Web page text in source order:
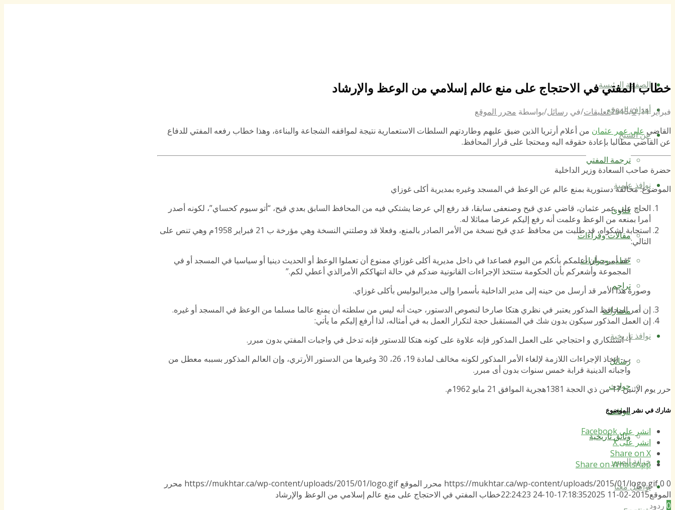
الصفحة الرئيسة
أهداف الموقع
عن الشيخ
ترجمة المفتي
نوافذ علمية
فتاوى
مقالات وقراءات
خطب وحوارات
تراجم
مختارات
نوافذ تاريخية
رسائل
حوادث
مواقف
وثائق تاريخية
خزانة الصور
تواصل معنا
خطاب المفتي في الاحتجاج على منع عالم إسلامي من الوعظ والإرشاد
فبراير 11, 2015 /0 تعليقات /في رسائل/بواسطة محرر الموقع
القاضي علي عمر عثمان من أعلام أرتريا الذين ضيق عليهم وطاردتهم السلطات الاستعمارية نتيجة لمواقفه الشجاعة والبناءة، وهذا خطاب رفعه المفتي للدفاع
عن القاضي مطالبا بإعادة حقوقه اليه ومحتجا على قرار المحافظ.
حضرة صاحب السعادة وزير الداخلية
الموضوع: مخالفة دستورية بمنع عالم عن الوعظ في المسجد وغيره بمديرية أكلى غوزاي
الحاج علي عمر عثمان، قاضي عدي قيح وصنعفى سابقا، قد رفع إلي عرضا يشتكي فيه من المحافظ السابق بعدي قيح، “أتو سيوم كحساي”، لكونه أصدر
أمرا بمنعه من الوعظ وعلمت أنه رفع إليكم عرضا مماثلا له.
استجابة لشكواه، قد طلبت من محافظ عدي قيح نسخة من الأمر الصادر بالمنع، وفعلا قد وصلتني النسخة وهي مؤرخة ب 21 فبراير 1958م وهي تنص على
التالي:
“قد أمرت أن أعلمكم بأنكم من اليوم فصاعدا في داخل مديرية أكلى غوزاي ممنوع أن تعملوا الوعظ أو الحديث دينيا أو سياسيا في المسجد أو في
المجموعة وأشعركم بأن الحكومة ستتخذ الإجراءات القانونية ضدكم في حالة انتهاككم الأمرالذي أعطي لكم.”
وصورة هذا الأمر قد أرسل من حينه إلى مدير الداخلية بأسمرا وإلى مديرالبوليس بأكلى غوزاي.
إن أمر المحافظ المذكور يعتبر في نظري هتكا صارخا لنصوص الدستور، حيث أنه ليس من سلطته أن يمنع عالما مسلما من الوعظ في المسجد أو غيره.
إن العمل المذكور سيكون بدون شك في المستقبل حجة لتكرار العمل به في أمثاله، لذا أرفع إليكم ما يأتي:
أ‌- استنكاري و احتجاجي على العمل المذكور فإنه علاوة على كونه هتكا للدستور فإنه تدخل في واجبات المفتي بدون مبرر.
ب‌- اتخاذ الإجراءات اللازمة لإلغاء الأمر المذكور لكونه مخالف لمادة 19، 26، 30 وغيرها من الدستور الأرتري، وإن العالم المذكور بسببه معطل من
واجباته الدينية قرابة خمس سنوات بدون أى مبرر.
حرر يوم الإثنين 17 من ذي الحجة 1381هجرية الموافق 21 مايو 1962م.
شارك في نشر الموضوع
انشر على Facebook
انشر على X
Share on X
Share on WhatsApp
https://mukhtar.ca/wp-content/uploads/2015/01/logo.gif0 0 محرر الموقع https://mukhtar.ca/wp-content/uploads/2015/01/logo.gif محرر
الموقع2015-02-11 17:18:35
2025-10-24 22:24:23
خطاب المفتي في الاحتجاج على منع عالم إسلامي من الوعظ والإرشاد
0 ردود